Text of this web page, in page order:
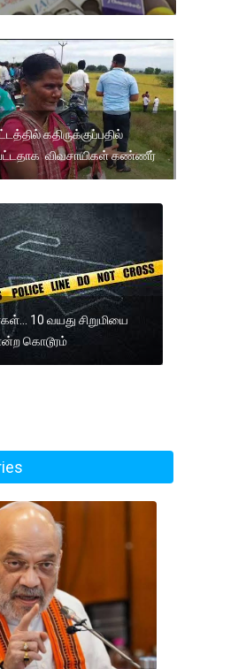
கதிருக்குப்பதில்
விவசாயிகள் கண்ணீர்
10 வயது சிறுமியை
கொடூரம்